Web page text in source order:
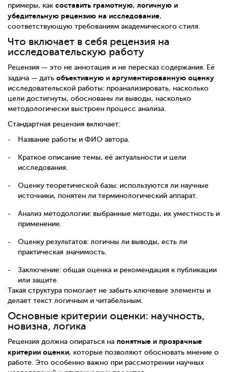
примеры, как составить грамотную, логичную и
убедительную рецензию на исследование,
соответствующую требованиям академического стиля.
Что включает в себя рецензия на
исследовательскую работу
Рецензия — это не аннотация и не пересказ содержания. Её
задача — дать объективную и аргументированную оценку
исследовательской работы: проанализировать, насколько
цели достигнуты, обоснованы ли выводы, насколько
методологически выстроен процесс анализа.
Стандартная рецензия включает:
Название работы и ФИО автора.
Краткое описание темы, её актуальности и цели
исследования.
Оценку теоретической базы: используются ли научные
источники, понятен ли терминологический аппарат.
Анализ методологии: выбранные методы, их уместность и
применение.
Оценку результатов: логичны ли выводы, есть ли
практическая значимость.
Заключение: общая оценка и рекомендация к публикации
или защите.
Такая структура помогает не забыть ключевые элементы и
делает текст логичным и читабельным.
Основные критерии оценки: научность,
новизна, логика
Рецензия должна опираться на понятные и прозрачные
критерии оценки, которые позволяют обосновать мнение о
работе. Это особенно важно при рассмотрении научных